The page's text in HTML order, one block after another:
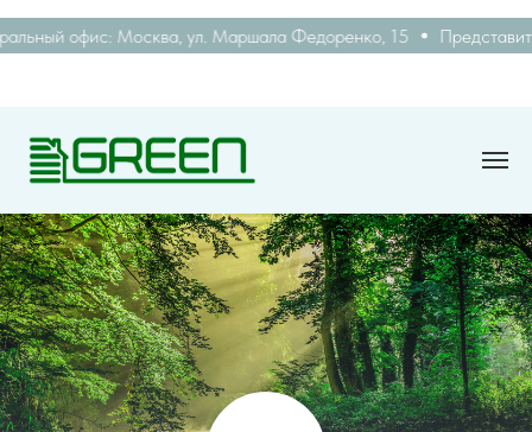
офис: Москва, ул. Маршала Федоренко, 15